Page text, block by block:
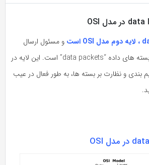
و مسئول ارسال
صحیح بیت ها در قالب بسته های داده “data packets” است. این لایه در
و نظارت بر بسته ها، به طور فعال در عیب